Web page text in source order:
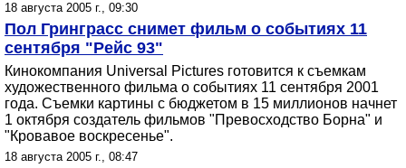
18 августа 2005 г., 09:30
Пол Гринграсс снимет фильм о событиях 11
сентября "Рейс 93"
Кинокомпания Universal Pictures готовится к съемкам
художественного фильма о событиях 11 сентября 2001
года. Съемки картины с бюджетом в 15 миллионов начнет
1 октября создатель фильмов "Превосходство Борна" и
"Кровавое воскресенье".
18 августа 2005 г., 08:47